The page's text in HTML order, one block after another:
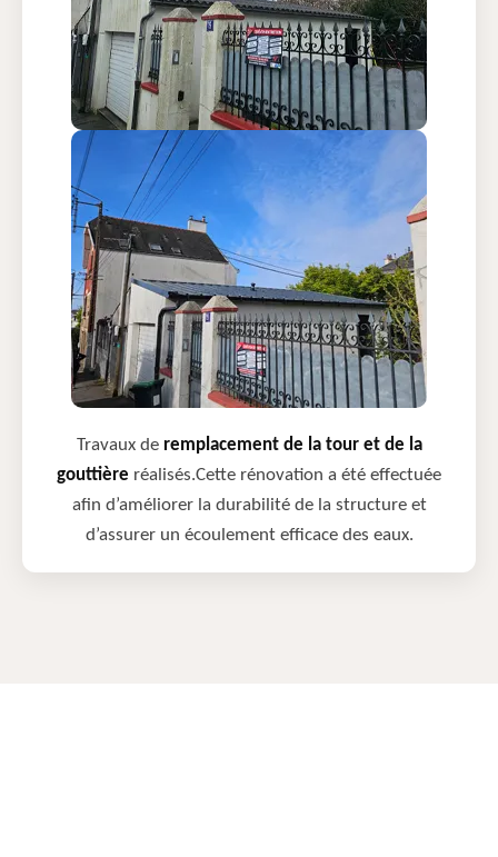
Travaux de remplacement de la tour et de la
gouttière réalisés.Cette rénovation a été effectuée
afin d’améliorer la durabilité de la structure et
d’assurer un écoulement efficace des eaux.